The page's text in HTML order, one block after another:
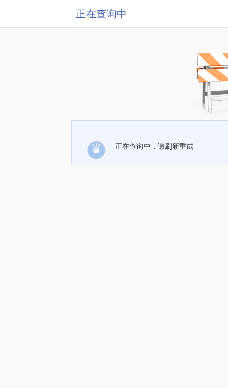
正在查询中
正在查询中，请刷新重试